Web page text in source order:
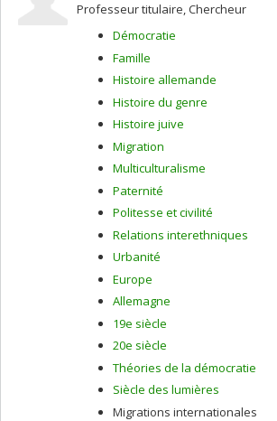
Professeur titulaire, Chercheur
Démocratie
Famille
Histoire allemande
Histoire du genre
Histoire juive
Migration
Multiculturalisme
Paternité
Politesse et civilité
Relations interethniques
Urbanité
Europe
Allemagne
19e siècle
20e siècle
Théories de la démocratie
Siècle des lumières
Migrations internationales